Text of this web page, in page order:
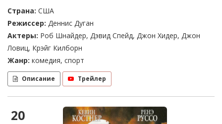
Страна: США
Режиссер: Деннис Дуган
Актеры: Роб Шнайдер, Дэвид Спейд, Джон Хидер, Джон
Ловиц, Крэйг Килборн
Жанр: комедия, спорт
Описание Трейлер
20